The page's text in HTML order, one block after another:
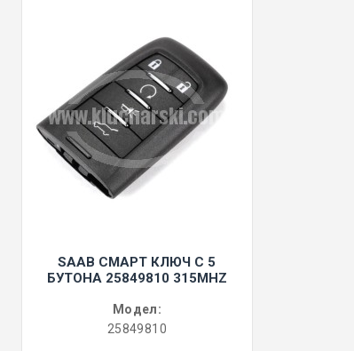
SAAB СМАРТ КЛЮЧ С 5
БУТОНА 25849810 315MHZ
Модел:
25849810